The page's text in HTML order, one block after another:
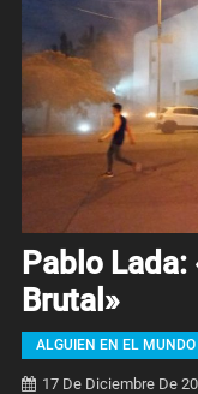
Pablo Lada:
Brutal»
ALGUIEN EN EL MUNDO
17 De Diciembre De